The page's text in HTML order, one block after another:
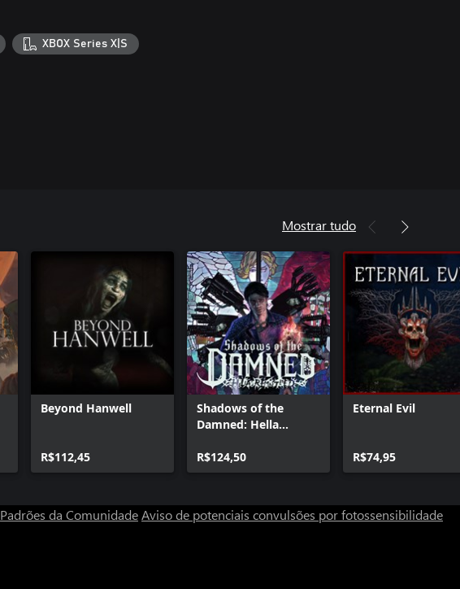
XBOX Series X|S
Mostrar tudo
Beyond Hanwell
R$112,45
Shadows of the
Damned: Hella
R$124,50
Eternal Evil
R$74,95
Padrões da ComunidadeAviso de potenciais convulsões por fotossensibilidade